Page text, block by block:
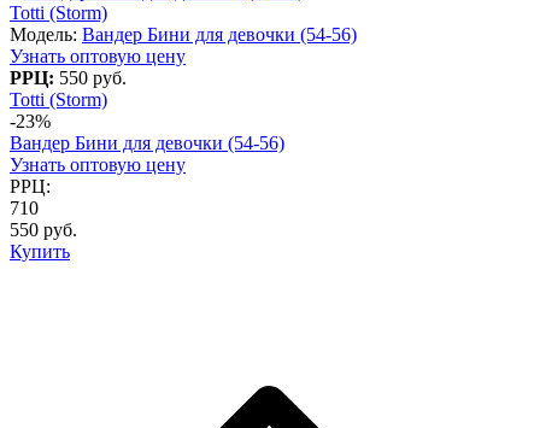
Totti (Storm)
Модель: Вандер Бини для девочки (54-56)
Узнать оптовую цену
РРЦ: 550 руб.
Totti (Storm)
-23%
Вандер Бини для девочки (54-56)
Узнать оптовую цену
РРЦ:
710
550 руб.
Купить